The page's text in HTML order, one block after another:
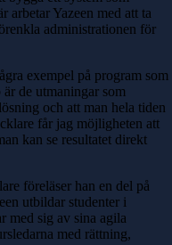
Yazeen med att ta
administrationen för
exempel på program som
de utmaningar som
och att man hela tiden
får jag möjligheten att
kan se resultatet direkt
föreläser han en del på
utbildar studenter i
med sig av sina agila
med rättning,